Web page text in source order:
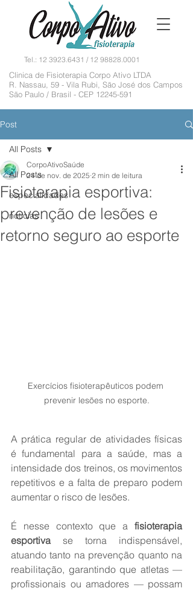
Tel.: 12 3923.6431 / 12 98828.0001
Clinica de Fisioterapia Corpo Ativo LTDA
R. Nassau, 59 - Vila Rubi, São José dos Campos
São Paulo / Brasil - CEP 12245-591
Post
All Posts
especialidades
noticias
All Posts
Fisioterapia esportiva:
prevenção de lesões e
retorno seguro ao esporte
CorpoAtivoSaúde
24 de nov. de 2025 2 min de leitura
Exercícios fisioterapêuticos podem
prevenir lesões no esporte.
A prática regular de atividades físicas
é fundamental para a saúde, mas a
intensidade dos treinos, os movimentos
repetitivos e a falta de preparo podem
aumentar o risco de lesões.
É nesse contexto que a fisioterapia
esportiva se torna indispensável,
atuando tanto na prevenção quanto na
reabilitação, garantindo que atletas —
profissionais ou amadores — possam